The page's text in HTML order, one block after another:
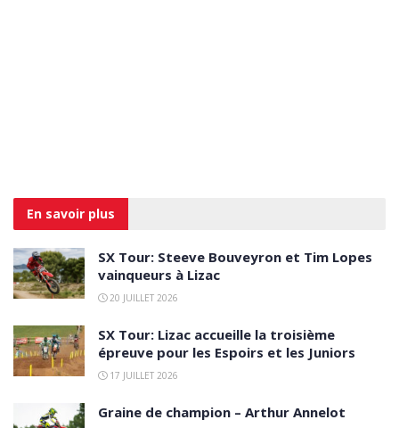
En savoir plus
SX Tour: Steeve Bouveyron et Tim Lopes
vainqueurs à Lizac
20 JUILLET 2026
SX Tour: Lizac accueille la troisième
épreuve pour les Espoirs et les Juniors
17 JUILLET 2026
Graine de champion – Arthur Annelot